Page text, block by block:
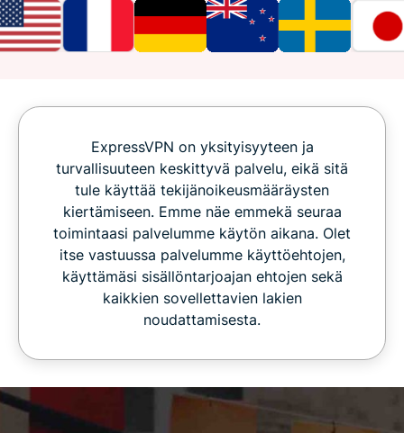
ExpressVPN on yksityisyyteen ja
turvallisuuteen keskittyvä palvelu, eikä sitä
tule käyttää tekijänoikeusmääräysten
kiertämiseen. Emme näe emmekä seuraa
toimintaasi palvelumme käytön aikana. Olet
itse vastuussa palvelumme käyttöehtojen,
käyttämäsi sisällöntarjoajan ehtojen sekä
kaikkien sovellettavien lakien
noudattamisesta.